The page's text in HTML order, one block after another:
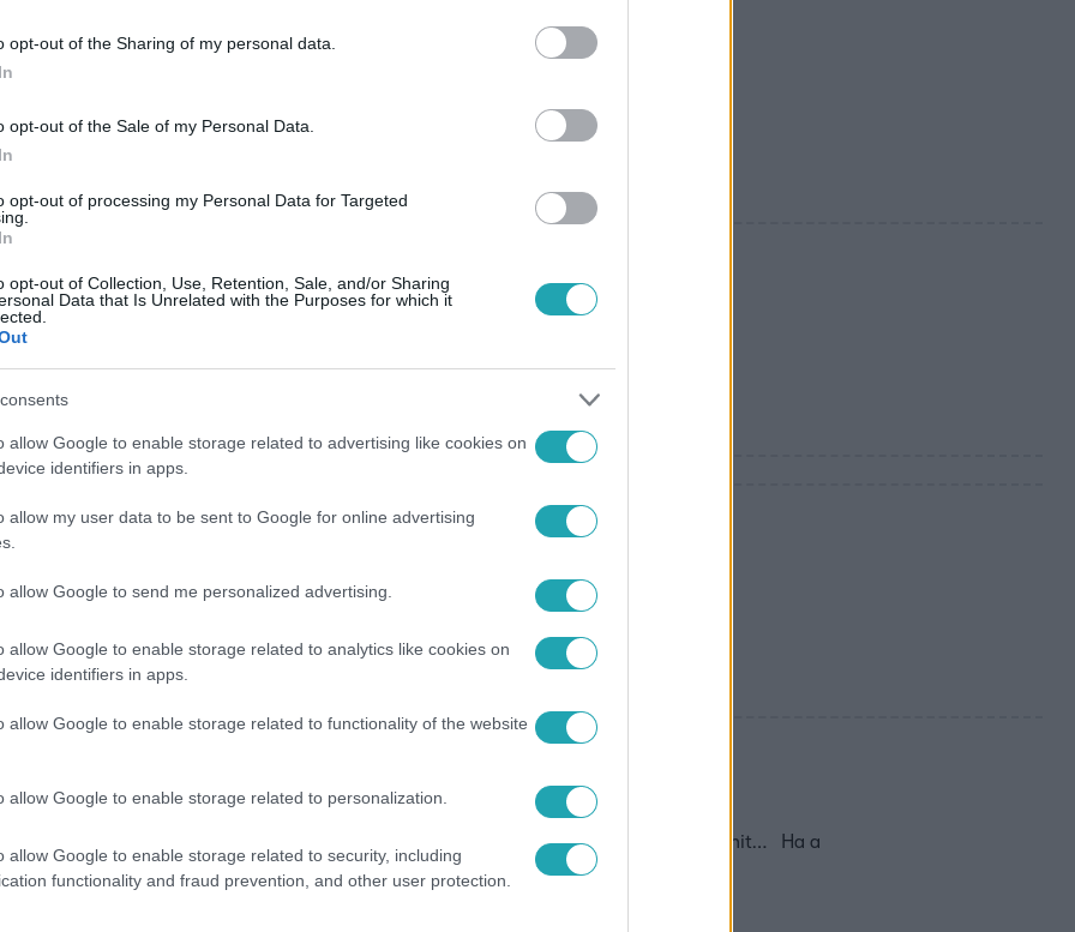
opt-out of the Sharing of my personal data.
opt-out of the Sale of my Personal Data.
opt-out of processing my Personal Data for Targeted
opt-out of Collection, Use, Retention, Sale, and/or Sharing
Data that Is Unrelated with the Purposes for which it
allow Google to enable storage related to advertising like cookies on
identifiers in apps.
allow my user data to be sent to Google for online advertising
allow Google to send me personalized advertising.
allow Google to enable storage related to analytics like cookies on
identifiers in apps.
allow Google to enable storage related to functionality of the website
allow Google to enable storage related to personalization.
allow Google to enable storage related to security, including
functionality and fraud prevention, and other user protection.
ezúttal Zitát vették célba
Diára ezúttal Zitát vette célba… Ha a
Andréval
André beismerte, hogy megcsalta Orsit. Szofi
kellett segítségért fordulnia
a bedrogozva segítségért könyörgő Diát
aki segítséget kért egykori barátaitól, amikor egy srác rávette, hogy bevegyen valamit… Ha a
kíváncsi, akkor kattints ide!